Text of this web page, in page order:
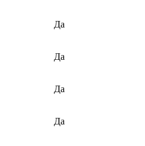
Да
Да
Да
Да